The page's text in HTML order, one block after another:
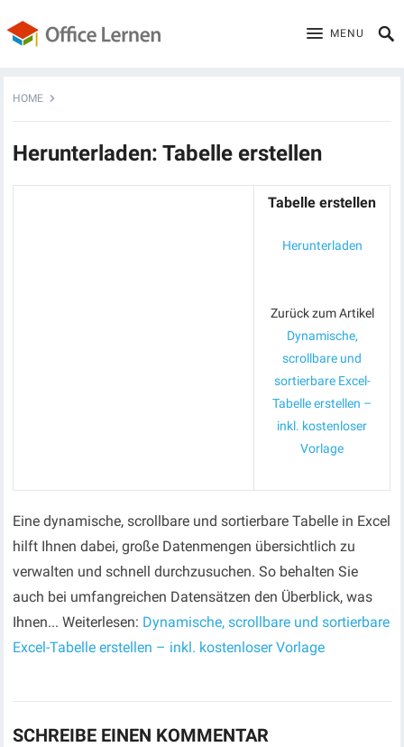
MENU
HOME
Herunterladen: Tabelle erstellen
Tabelle erstellen
Herunterladen
Zurück zum Artikel
Dynamische,
scrollbare und
sortierbare Excel-
Tabelle erstellen –
inkl. kostenloser
Vorlage
Eine dynamische, scrollbare und sortierbare Tabelle in Excel
hilft Ihnen dabei, große Datenmengen übersichtlich zu
verwalten und schnell durchzusuchen. So behalten Sie
auch bei umfangreichen Datensätzen den Überblick, was
Ihnen... Weiterlesen: Dynamische, scrollbare und sortierbare
Excel-Tabelle erstellen – inkl. kostenloser Vorlage
SCHREIBE EINEN KOMMENTAR